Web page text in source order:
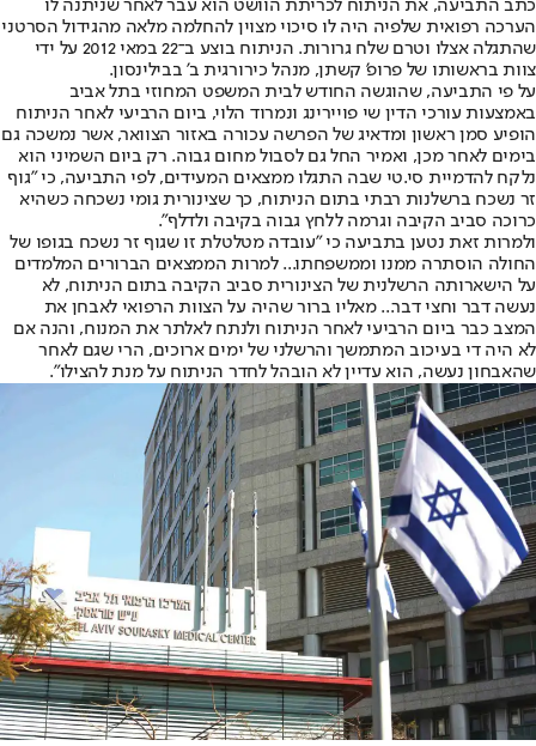
כתב התביעה, את הניתוח לכריתת הוושט הוא עבר לאחר שניתנה לו
הערכה רפואית שלפיה היה לו סיכוי מצוין להחלמה מלאה מהגידול הסרטני
שהתגלה אצלו וטרם שלח גרורות. הניתוח בוצע ב־22 במאי 2012 על ידי
צוות בראשותו של פרופ' קשתן, מנהל כירורגית ב' בבילינסון.
על פי התביעה, שהוגשה החודש לבית המשפט המחוזי בתל אביב
באמצעות עורכי הדין שי פויירינג ונמרוד הלוי, ביום הרביעי לאחר הניתוח
הופיע סמן ראשון ומדאיג של הפרשה עכורה באזור הצוואר, אשר נמשכה גם
בימים לאחר מכן, ואמיר החל גם לסבול מחום גבוה. רק ביום השמיני הוא
נלקח להדמיית סי.טי שבה התגלו ממצאים המעידים, לפי התביעה, כי "גוף
זר נשכח ברשלנות רבתי בתום הניתוח, כך שצינורית גומי נשכחה כשהיא
כרוכה סביב הקיבה וגרמה ללחץ גבוה בקיבה ולדלף".
ולמרות זאת נטען בתביעה כי "עובדה מטלטלת זו שגוף זר נשכח בגופו של
החולה הוסתרה ממנו וממשפחתו... למרות הממצאים הברורים המלמדים
על הישארותה הרשלנית של הצינורית סביב הקיבה בתום הניתוח, לא
נעשה דבר וחצי דבר... מאליו ברור שהיה על הצוות הרפואי לאבחן את
המצב כבר ביום הרביעי לאחר הניתוח ולנתח לאלתר את המנוח, והנה אם
לא היה די בעיכוב המתמשך והרשלני של ימים ארוכים, הרי שגם לאחר
שהאבחון נעשה, הוא עדיין לא הובהל לחדר הניתוח על מנת להצילו".